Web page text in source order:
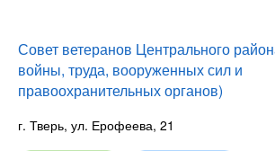
Совет ветеранов Центрального
войны, труда, вооруженных сил и
правоохранительных органов)
г. Тверь, ул. Ерофеева, 21